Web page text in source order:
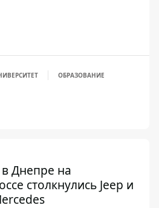
ОБРАЗОВАНИЕ
Днепре на
столкнулись Jeep и